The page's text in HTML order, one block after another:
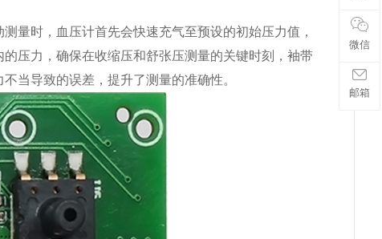
量时，血压计首先会快速充气至预设的初始压力值，
压力，确保在收缩压和舒张压测量的关键时刻，袖带
当导致的误差，提升了测量的准确性。
微信
邮箱